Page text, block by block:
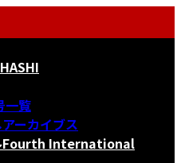
一覧
ーカイブス
Fourth International